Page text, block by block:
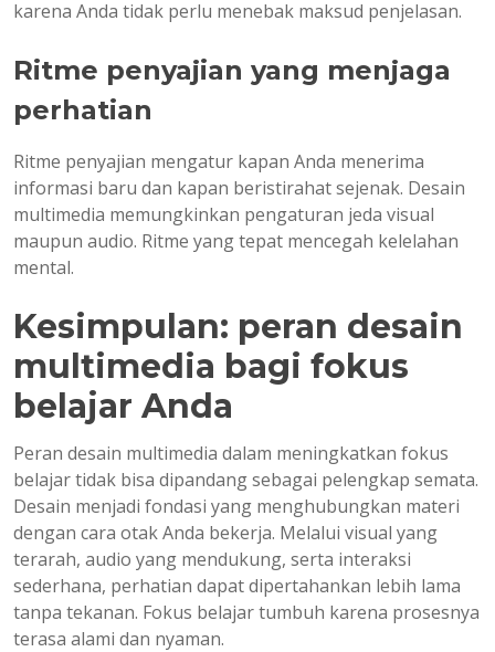
karena Anda tidak perlu menebak maksud penjelasan.
Ritme penyajian yang menjaga
perhatian
Ritme penyajian mengatur kapan Anda menerima
informasi baru dan kapan beristirahat sejenak. Desain
multimedia memungkinkan pengaturan jeda visual
maupun audio. Ritme yang tepat mencegah kelelahan
mental.
Kesimpulan: peran desain
multimedia bagi fokus
belajar Anda
Peran desain multimedia dalam meningkatkan fokus
belajar tidak bisa dipandang sebagai pelengkap semata.
Desain menjadi fondasi yang menghubungkan materi
dengan cara otak Anda bekerja. Melalui visual yang
terarah, audio yang mendukung, serta interaksi
sederhana, perhatian dapat dipertahankan lebih lama
tanpa tekanan. Fokus belajar tumbuh karena prosesnya
terasa alami dan nyaman.